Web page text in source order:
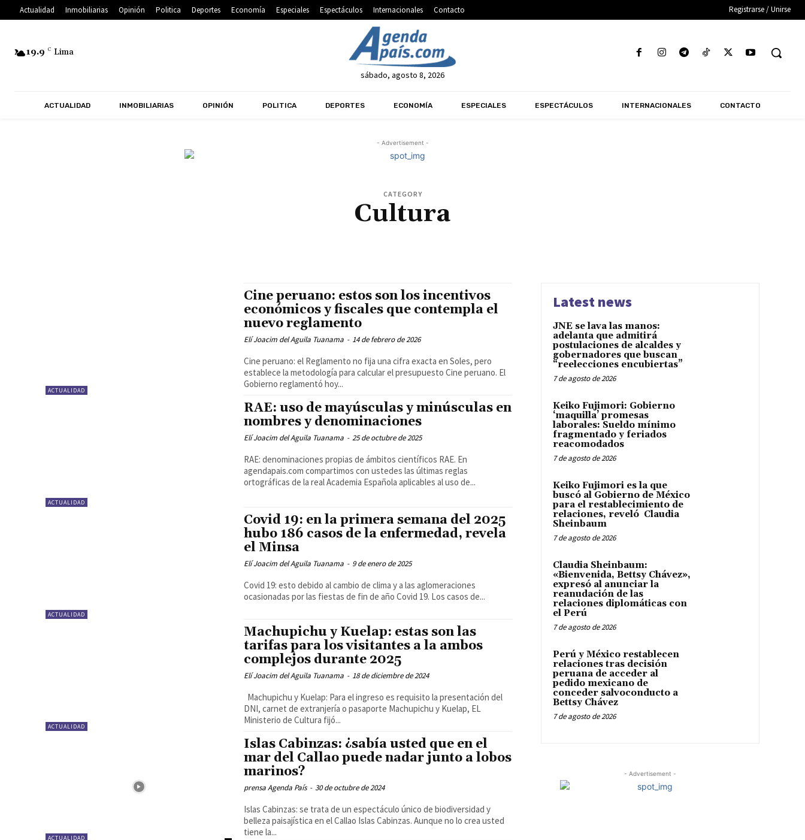
Actualidad Inmobiliarias Opinión Politica Deportes Economía Especiales Espectáculos Internacionales Contacto Registrarse / Unirse
19.9 C Lima
sábado, agosto 8, 2026
ACTUALIDAD INMOBILIARIAS OPINIÓN POLITICA DEPORTES ECONOMÍA ESPECIALES ESPECTÁCULOS INTERNACIONALES CONTACTO
- Advertisement -
CATEGORY
Cultura
ACTUALIDAD
Cine peruano: estos son los incentivos
económicos y fiscales que contempla el
nuevo reglamento
Elí Joacim del Aguila Tuanama - 14 de febrero de 2026
Cine peruano: el Reglamento no fija una cifra exacta en Soles, pero
establece la metodología para calcular el presupuesto Cine peruano. El
Gobierno reglamentó hoy...
ACTUALIDAD
RAE: uso de mayúsculas y minúsculas en
nombres y denominaciones
Elí Joacim del Aguila Tuanama - 25 de octubre de 2025
RAE: denominaciones propias de ámbitos científicos RAE. En
agendapais.com compartimos con ustedes las últimas reglas
ortográficas de la real Academia Española aplicables al uso de...
ACTUALIDAD
Covid 19: en la primera semana del 2025
hubo 186 casos de la enfermedad, revela
el Minsa
Elí Joacim del Aguila Tuanama - 9 de enero de 2025
Covid 19: esto debido al cambio de clima y a las aglomeraciones
ocasionadas por las fiestas de fin de año Covid 19. Los casos de...
ACTUALIDAD
Machupichu y Kuelap: estas son las
tarifas para los visitantes a la ambos
complejos durante 2025
Elí Joacim del Aguila Tuanama - 18 de diciembre de 2024
Machupichu y Kuelap: Para el ingreso es requisito la presentación del
DNI, carnet de extranjería o pasaporte Machupichu y Kuelap, EL
Ministerio de Cultura fijó...
ACTUALIDAD
Islas Cabinzas: ¿sabía usted que en el
mar del Callao puede nadar junto a lobos
marinos?
prensa Agenda País - 30 de octubre de 2024
Islas Cabinzas: se trata de un espectáculo único de biodiversidad y
belleza paisajística en el Callao Islas Cabinzas. Aunque no lo crea usted
tiene la...
Latest news
JNE se lava las manos:
adelanta que admitirá
postulaciones de alcaldes y
gobernadores que buscan
“reelecciones encubiertas”
7 de agosto de 2026
Keiko Fujimori: Gobierno
‘maquilla’ promesas
laborales: Sueldo mínimo
fragmentado y feriados
reacomodados
7 de agosto de 2026
Keiko Fujimori es la que
buscó al Gobierno de México
para el restablecimiento de
relaciones, reveló Claudia
Sheinbaum
7 de agosto de 2026
Claudia Sheinbaum:
«Bienvenida, Bettsy Chávez»,
expresó al anunciar la
reanudación de las
relaciones diplomáticas con
el Perú
7 de agosto de 2026
Perú y México restablecen
relaciones tras decisión
peruana de acceder al
pedido mexicano de
conceder salvoconducto a
Bettsy Chávez
7 de agosto de 2026
- Advertisement -